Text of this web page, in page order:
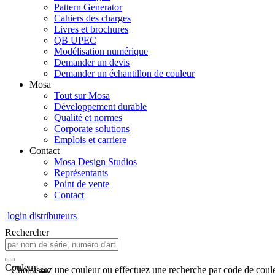
Pattern Generator
Cahiers des charges
Livres et brochures
QB UPEC
Modélisation numérique
Demander un devis
Demander un échantillon de couleur
Mosa
Tout sur Mosa
Développement durable
Qualité et normes
Corporate solutions
Emplois et carriere
Contact
Mosa Design Studios
Représentants
Point de vente
Contact
login distributeurs
Rechercher
Couleur
Choisissez une couleur ou effectuez une recherche par code de